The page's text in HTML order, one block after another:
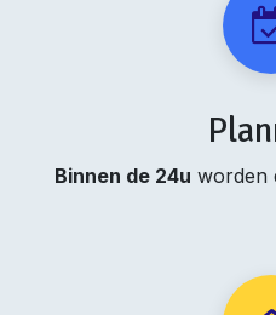
Binnen de 24u worden